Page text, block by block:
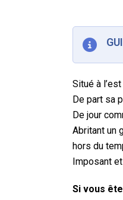
Situé à
De part sa
De jour
Abritant un
hors du
Imposant
Si vous